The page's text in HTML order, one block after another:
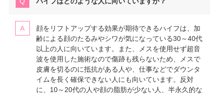
顔をリフトアップする効果が期待できるハイフは、加
齢による顔のたるみやシワが気になっている30～40代
以上の人に向いています。また、メスを使用せず超音
波を使用した施術なので傷跡も残らないため、メスで
皮膚を切るのに抵抗がある人や、仕事などでダウンタ
イムを長く確保できない人にも向いています。反対
に、10～20代の人や顔の脂肪が少ない人、半永久的な